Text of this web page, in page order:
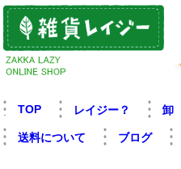
TOP レイジー？ 卸
送料について ブログ